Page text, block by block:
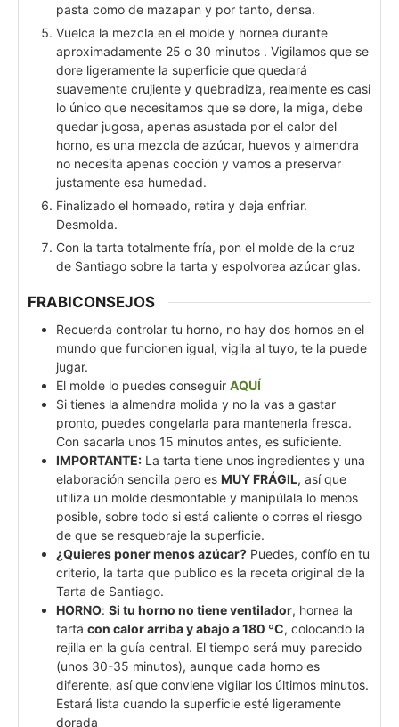
pasta como de mazapan y por tanto, densa.
Vuelca la mezcla en el molde y hornea durante
aproximadamente 25 o 30 minutos . Vigilamos que se
dore ligeramente la superficie que quedará
suavemente crujiente y quebradiza, realmente es casi
lo único que necesitamos que se dore, la miga, debe
quedar jugosa, apenas asustada por el calor del
horno, es una mezcla de azúcar, huevos y almendra
no necesita apenas cocción y vamos a preservar
justamente esa humedad.
Finalizado el horneado, retira y deja enfriar.
Desmolda.
Con la tarta totalmente fría, pon el molde de la cruz
de Santiago sobre la tarta y espolvorea azúcar glas.
FRABICONSEJOS
Recuerda controlar tu horno, no hay dos hornos en el
mundo que funcionen igual, vigila al tuyo, te la puede
jugar.
El molde lo puedes conseguir AQUÍ
Si tienes la almendra molida y no la vas a gastar
pronto, puedes congelarla para mantenerla fresca.
Con sacarla unos 15 minutos antes, es suficiente.
IMPORTANTE: La tarta tiene unos ingredientes y una
elaboración sencilla pero es MUY FRÁGIL, así que
utiliza un molde desmontable y manipúlala lo menos
posible, sobre todo si está caliente o corres el riesgo
de que se resquebraje la superficie.
¿Quieres poner menos azúcar? Puedes, confío en tu
criterio, la tarta que publico es la receta original de la
Tarta de Santiago.
HORNO: Si tu horno no tiene ventilador, hornea la
tarta con calor arriba y abajo a 180 ºC, colocando la
rejilla en la guía central. El tiempo será muy parecido
(unos 30-35 minutos), aunque cada horno es
diferente, así que conviene vigilar los últimos minutos.
Estará lista cuando la superficie esté ligeramente
dorada